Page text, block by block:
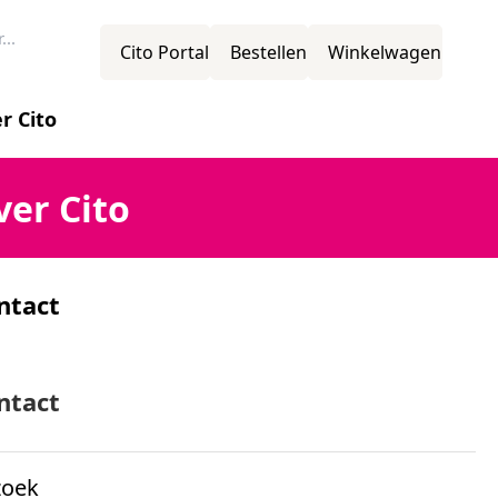
Cito
Cito
Cito Portal Bestellen Winkelwagen